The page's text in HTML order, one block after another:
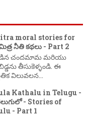
moral stories for
నీతి కథలు - Part 2
చందమామ మరియు
తీసుకెళ్ళండి. ఈ
విలువలన...
Kathalu in Telugu -
- Stories of
- Part 1